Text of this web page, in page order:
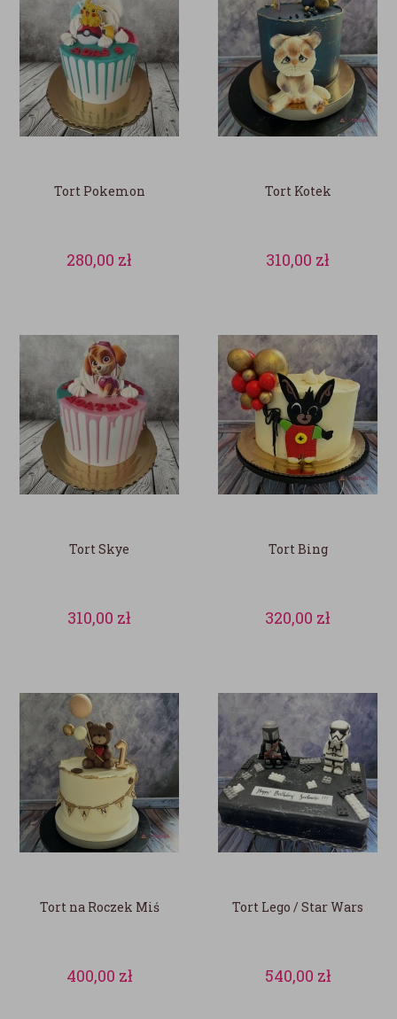
Tort Pokemon
280,00 zł
Tort Kotek
310,00 zł
Tort Skye
310,00 zł
Tort Bing
320,00 zł
Tort na Roczek Miś
400,00 zł
Tort Lego / Star Wars
540,00 zł